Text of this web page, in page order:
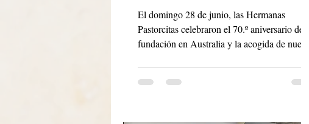
acogida de nuevos
Cooperadores Paulinos
El domingo 28 de junio, las Hermanas
Pastorcitas celebraron el 70.º aniversario de su
fundación en Australia y la acogida de nuevos
Bundoora, Victoria; comenzó con un